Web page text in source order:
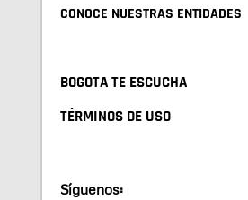
CONOCE NUESTRAS ENTIDADES
BOGOTA TE ESCUCHA
TÉRMINOS DE USO
Síguenos: